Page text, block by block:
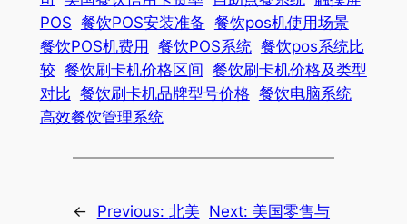
POS 餐饮POS安装准备 餐饮pos机使用场景
餐饮POS机费用
餐饮POS系统 餐饮pos系统比
较 餐饮刷卡机价格区间 餐饮刷卡机价格及类型
对比 餐饮刷卡机品牌型号价格 餐饮电脑系统
高效餐饮管理系统
← Previous: 北美 Next: 美国零售与